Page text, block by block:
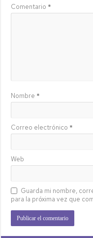
Comentario *
Nombre *
Correo electrónico *
Web
Guarda mi nombre,
para la próxima vez que